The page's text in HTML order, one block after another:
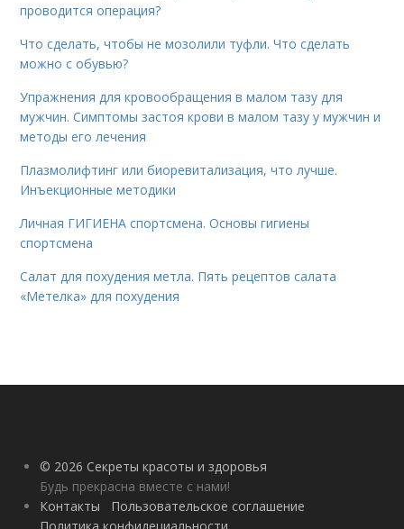
проводится операция?
Что сделать, чтобы не мозолили туфли. Что сделать
можно с обувью?
Упражнения для кровообращения в малом тазу для
мужчин. Симптомы застоя крови в малом тазу у мужчин и
методы его лечения
Плазмолифтинг или биоревитализация, что лучше.
Инъекционные методики
Личная ГИГИЕНА спортсмена. Основы гигиены
спортсмена
Салат для похудения метла. Пять рецептов салата
«Метелка» для похудения
© 2026 Секреты красоты и здоровья
Будь прекрасна вместе с нами!
Контакты
Пользовательское соглашение